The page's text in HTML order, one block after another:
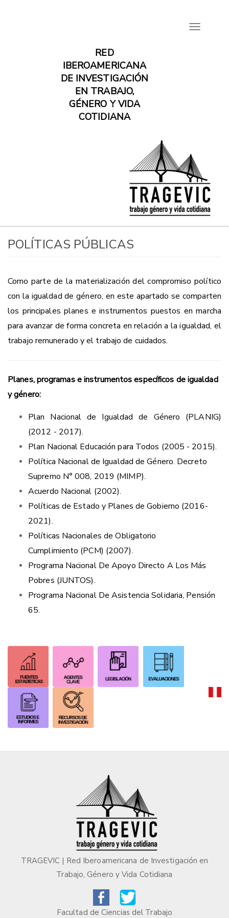
RED
IBEROAMERICANA
DE INVESTIGACIÓN
EN TRABAJO,
GÉNERO Y VIDA
COTIDIANA
Toggle
POLÍTICAS PÚBLICAS
Como parte de la materialización del compromiso político
con la igualdad de género, en este apartado se comparten
los principales planes e instrumentos puestos en marcha
para avanzar de forma concreta en relación a la igualdad, el
trabajo remunerado y el trabajo de cuidados.
Planes, programas e instrumentos específicos de igualdad
y género:
Plan Nacional de Igualdad de Género (PLANIG)
(2012 - 2017).
Plan Nacional Educación para Todos (2005 - 2015).
Política Nacional de Igualdad de Género. Decreto
Supremo N° 008, 2019 (MIMP).
Acuerdo Nacional (2002).
Políticas de Estado y Planes de Gobierno (2016-
2021).
Políticas Nacionales de Obligatorio
Cumplimiento (PCM) (2007).
Programa Nacional De Apoyo Directo A Los Más
Pobres (JUNTOS).
Programa Nacional De Asistencia Solidaria, Pensión
65.
TRAGEVIC | Red Iberoamericana de Investigación en
Trabajo, Género y Vida Cotidiana
Facultad de Ciencias del Trabajo